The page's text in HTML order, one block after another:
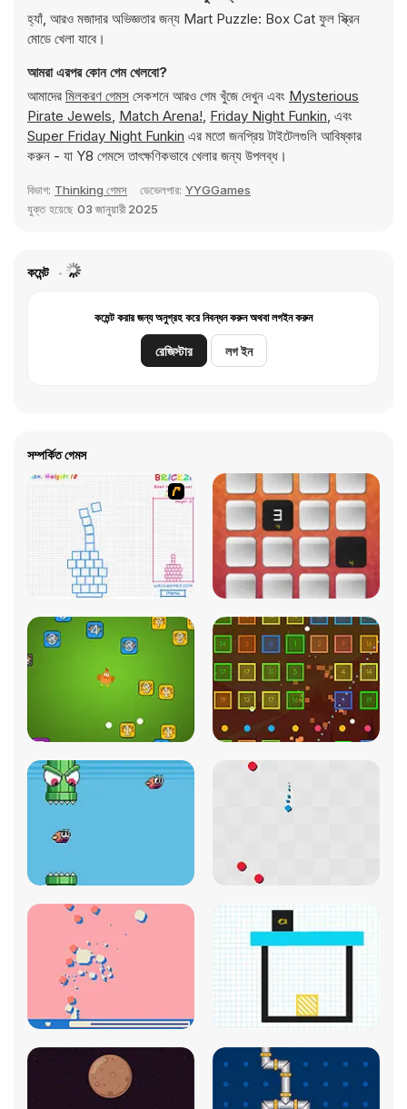
হ্যাঁ, আরও মজাদার অভিজ্ঞতার জন্য Mart Puzzle: Box Cat ফুল স্ক্রিন
মোডে খেলা যাবে।
আমরা এরপর কোন গেম খেলবো?
আমাদের মিলকরণ গেমস সেকশনে আরও গেম খুঁজে দেখুন এবং Mysterious
Pirate Jewels, Match Arena!, Friday Night Funkin, এবং
Super Friday Night Funkin এর মতো জনপ্রিয় টাইটেলগুলি আবিষ্কার
করুন - যা Y8 গেমসে তাৎক্ষণিকভাবে খেলার জন্য উপলব্ধ।
বিভাগ: Thinking গেমস ডেভেলপার: YYGGames
যুক্ত হয়েছে 03 জানুয়ারী 2025
কমেন্ট
কমেন্ট করার জন্য অনুগ্রহ করে নিবন্ধন করুন অথবা লগইন করুন
রেজিস্টার লগ ইন
সম্পর্কিত গেমস